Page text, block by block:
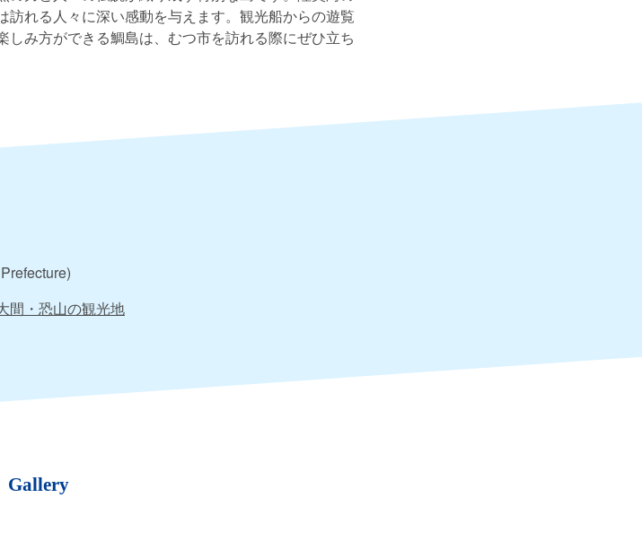
れる人々に深い感動を与えます。観光船からの遊覧
み方ができる鯛島は、むつ市を訪れる際にぜひ立ち
間・恐山の観光地
Gallery